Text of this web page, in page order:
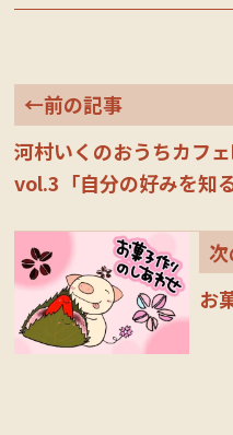
←前の記事
河村いくのおうちカフ
vol.3「自分の好みを知る
お